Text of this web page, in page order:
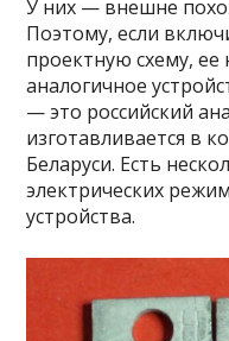
У них — внешне
Поэтому, если
проектную схему,
аналогичное
— это российский
изготавливается в
Беларуси. Есть
электрических
устройства.